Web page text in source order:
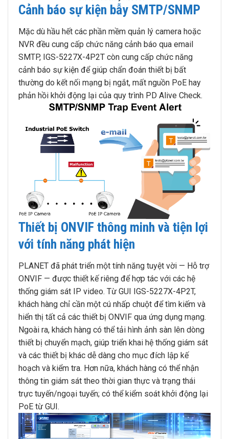
Cảnh báo sự kiện bẫy SMTP/SNMP
Mặc dù hầu hết các phần mềm quản lý camera hoặc
NVR đều cung cấp chức năng cảnh báo qua email
SMTP, IGS-5227X-4P2T còn cung cấp chức năng
cảnh báo sự kiện để giúp chẩn đoán thiết bị bất
thường do kết nối mạng bị ngắt, mất nguồn PoE hay
phản hồi khởi động lại của quy trình PD Alive Check.
Thiết bị ONVIF thông minh và tiện lợi
với tính năng phát hiện
PLANET đã phát triển một tính năng tuyệt vời — Hỗ trợ
ONVIF — được thiết kế riêng để hợp tác với các hệ
thống giám sát IP video. Từ GUI IGS-5227X-4P2T,
khách hàng chỉ cần một cú nhấp chuột để tìm kiếm và
hiển thị tất cả các thiết bị ONVIF qua ứng dụng mạng.
Ngoài ra, khách hàng có thể tải hình ảnh sàn lên dòng
thiết bị chuyển mạch, giúp triển khai hệ thống giám sát
và các thiết bị khác dễ dàng cho mục đích lập kế
hoạch và kiểm tra. Hơn nữa, khách hàng có thể nhận
thông tin giám sát theo thời gian thực và trạng thái
trực tuyến/ngoại tuyến; có thể kiểm soát khởi động lại
PoE từ GUI.